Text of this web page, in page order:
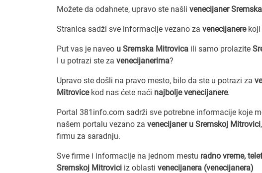
Možete da odahnete, upravo ste našli venecijaner
Stranica sadži sve informacije vezano za venecijanerekoji
Put vas je naveo u Sremska Mitrovica ili samo prolazite
I u potrazi ste za venecijanerima?
Upravo ste došli na pravo mesto, bilo da ste u potrazi za
Mitrovicekod nas ćete naći najbolje venecijanere.
Portal 381info.com sadrži sve potrebne informacije koje
našem portalu vezano za venecijaner u Sremskoj Mitrovici
firmu za saradnju.
Sve firme i informacije na jednom mestu radno vreme,
Sremskoj Mitrovici iz oblasti venecijanera (venecijanera)